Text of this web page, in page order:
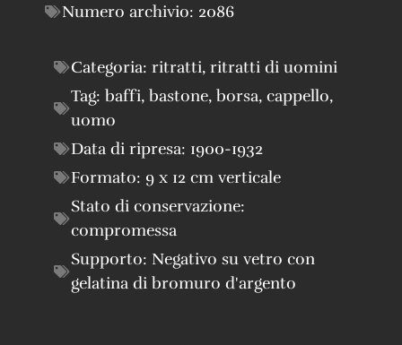
Numero archivio: 2086
Categoria: ritratti, ritratti di uomini
Tag: baffi, bastone, borsa, cappello,
uomo
Data di ripresa: 1900-1932
Formato: 9 x 12 cm verticale
Stato di conservazione:
compromessa
Supporto: Negativo su vetro con
gelatina di bromuro d'argento